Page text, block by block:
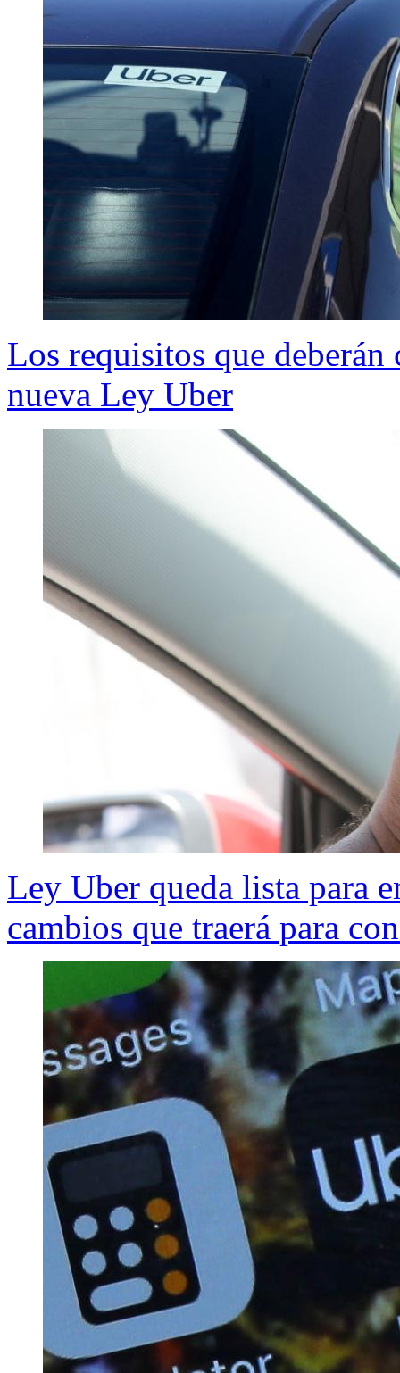
Los requisitos que
nueva Ley Uber
Ley Uber queda lista para
cambios que traerá para